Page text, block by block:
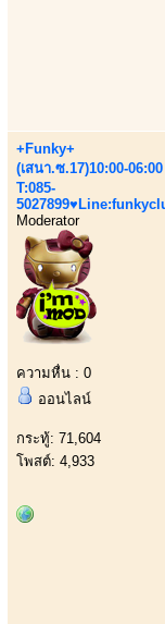
+Funky+
(เสนา.ซ.17)10:00-06:00
T:085-
Moderator
ความหื่น : 0
ออนไลน์
กระทู้: 71,604
โพสต์: 4,933